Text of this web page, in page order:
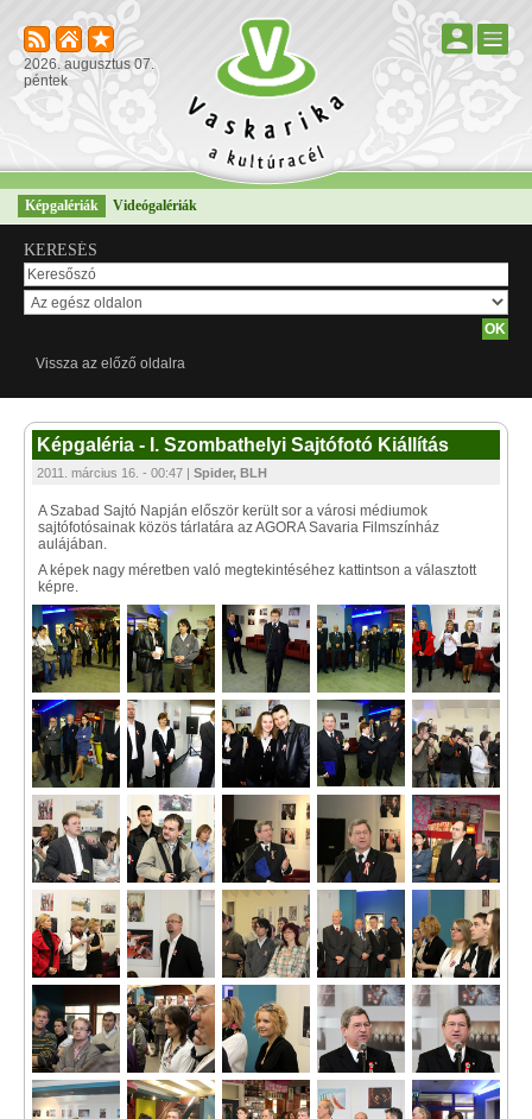
2026. augusztus 07.
péntek
Képgalériák Videógalériák
KERESÉS
Vissza az előző oldalra
Képgaléria - I. Szombathelyi Sajtófotó Kiállítás
2011. március 16. - 00:47 | Spider, BLH
A Szabad Sajtó Napján először került sor a városi médiumok
sajtófotósainak közös tárlatára az AGORA Savaria Filmszínház
aulájában.
A képek nagy méretben való megtekintéséhez kattintson a választott
képre.